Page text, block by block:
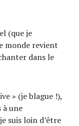
(que je
monde revient
dans le
» (je blague !),
à une
suis loin d’être